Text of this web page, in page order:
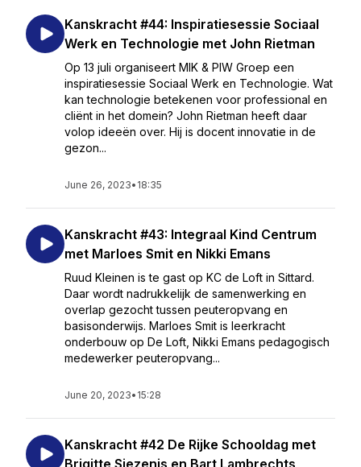
Kanskracht #44: Inspiratiesessie Sociaal
Werk en Technologie met John Rietman
Op 13 juli organiseert MIK & PIW Groep een
inspiratiesessie Sociaal Werk en Technologie. Wat
kan technologie betekenen voor professional en
cliënt in het domein? John Rietman heeft daar
volop ideeën over. Hij is docent innovatie in de
gezon...
June 26, 2023• 18:35
Kanskracht #43: Integraal Kind Centrum
met Marloes Smit en Nikki Emans
Ruud Kleinen is te gast op KC de Loft in Sittard.
Daar wordt nadrukkelijk de samenwerking en
overlap gezocht tussen peuteropvang en
basisonderwijs. Marloes Smit is leerkracht
onderbouw op De Loft, Nikki Emans pedagogisch
medewerker peuteropvang...
June 20, 2023• 15:28
Kanskracht #42 De Rijke Schooldag met
Brigitte Siezenis en Bart Lambrechts